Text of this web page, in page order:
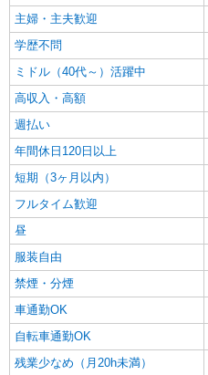
主婦・主夫歓迎
学歴不問
ミドル（40代～）活躍中
高収入・高額
週払い
年間休日120日以上
短期（3ヶ月以内）
フルタイム歓迎
昼
服装自由
禁煙・分煙
車通勤OK
自転車通勤OK
残業少なめ（月20h未満）